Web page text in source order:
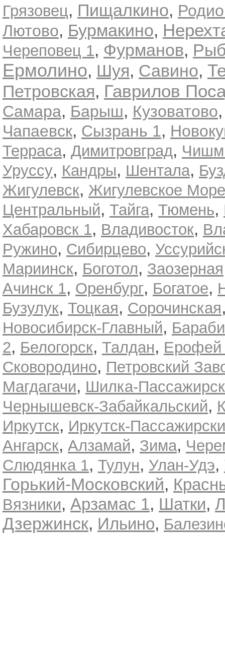
Грязовец, Пищалкино,
Лютово, Бурмакино,
Череповец 1, Фурманов,
Ермолино, Шуя, Савино,
Петровская, Гаврилов
Самара, Барыш, Кузоватово
Чапаевск, Сызрань 1,
Терраса, Димитровград,
Уруссу, Кандры, Шентала,
Жигулевск, Жигулевское Море
Центральный, Тайга, Тюмень,
Хабаровск 1, Владивосток,
Ружино, Сибирцево,
Мариинск, Боготол, Заозерная
Ачинск 1, Оренбург, Богатое,
Бузулук, Тоцкая, Сорочинская
Новосибирск-Главный,
2, Белогорск, Талдан, Ерофей
Сковородино, Петровский
Магдагачи, Шилка-
Чернышевск-Забайкальский,
Иркутск, Иркутск-
Ангарск, Алзамай, Зима,
Слюдянка 1, Тулун, Улан-Удэ,
Горький-Московский,
Вязники, Арзамас 1, Шатки,
Дзержинск, Ильино,